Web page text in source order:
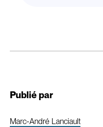
Publié par
Marc-André Lanciault